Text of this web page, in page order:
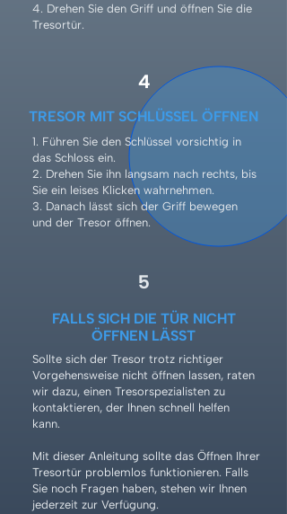
4. Drehen Sie den Griff und öffnen Sie die
Tresortür.
4
TRESOR MIT SCHLÜSSEL ÖFFNEN
1. Führen Sie den Schlüssel vorsichtig in
das Schloss ein.
2. Drehen Sie ihn langsam nach rechts, bis
Sie ein leises Klicken wahrnehmen.
3. Danach lässt sich der Griff bewegen
und der Tresor öffnen.
5
FALLS SICH DIE TÜR NICHT
ÖFFNEN LÄSST
Sollte sich der Tresor trotz richtiger
Vorgehensweise nicht öffnen lassen, raten
wir dazu, einen Tresorspezialisten zu
kontaktieren, der Ihnen schnell helfen
kann.
Mit dieser Anleitung sollte das Öffnen Ihrer
Tresortür problemlos funktionieren. Falls
Sie noch Fragen haben, stehen wir Ihnen
jederzeit zur Verfügung.